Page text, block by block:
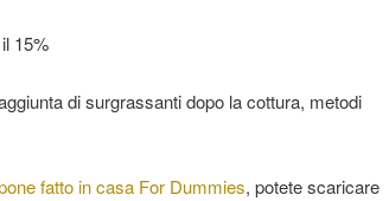
15%
di surgrassanti dopo la cottura, metodi
fatto in casa For Dummies, potete scaricare